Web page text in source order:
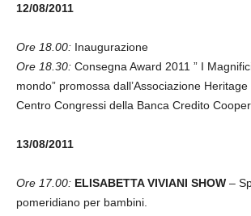
12/08/2011
Ore 18.00: Inaugurazione
Ore 18.30: Consegna Award 2011 ” I
mondo” promossa dall’Associazione
Centro Congressi della Banca Credito
13/08/2011
Ore 17.00: ELISABETTA VIVIANI SHOW –
pomeridiano per bambini.